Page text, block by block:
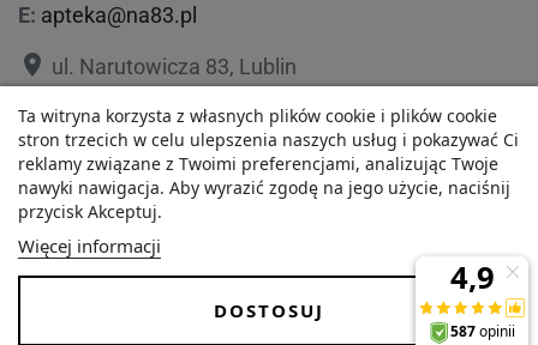
42,90 zł
- +
E: apteka@na83.pl
place ul. Narutowicza 83, Lublin
placeul. 1 Maja 36, Lublin
Ta witryna korzysta z własnych plików cookie i plików cookie
stron trzecich w celu ulepszenia naszych usług i pokazywać Ci
reklamy związane z Twoimi preferencjami, analizując Twoje
nawyki nawigacja. Aby wyrazić zgodę na jego użycie, naciśnij
przycisk Akceptuj.
Więcej informacji
DOSTOSUJ
O nas Zezwolenie
FAQ